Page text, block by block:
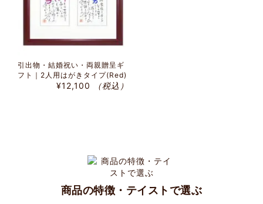
引出物・結婚祝い・両親贈呈ギ
フト｜2人用はがきタイプ(Red)
¥12,100 （税込）
商品の特徴・テイストで選ぶ